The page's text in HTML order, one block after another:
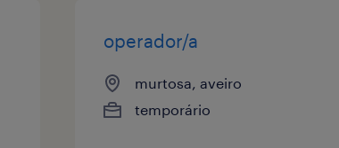
operador/a
murtosa, aveiro
temporário